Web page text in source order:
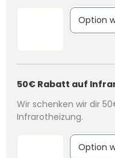
50€ Rabatt auf
Wir schenken wir dir
Infrarotheizung.